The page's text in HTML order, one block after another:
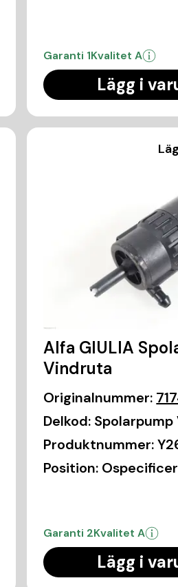
Garanti 1Kvalitet A
Lägg i
Alfa GIULIA
Vindruta
Originalnummer:
Delkod:
Produktnummer:
Position:
Garanti 2Kvalitet A
Lägg i